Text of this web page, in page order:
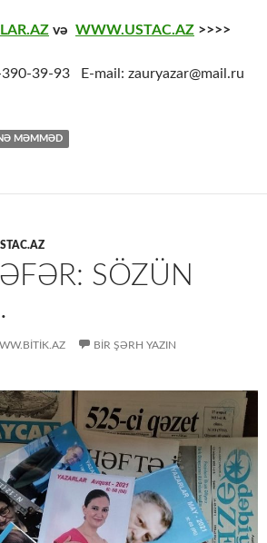
və WWW.USTAC.AZ >>>>
390-39-93 E-mail: zauryazar@mail.ru
MƏMMƏD
SÖZÜN
BIR ŞƏRH YAZIN